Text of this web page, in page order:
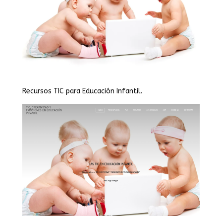
Recursos TIC para Educación Infantil.